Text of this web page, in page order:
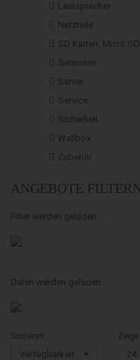
Lautsprecher
Netzteile
SD Karten, Micro SD
Sensoren
Server
Service
Sicherheit
Wallbox
Zubehör
ANGEBOTE
Filter werden geladen...
Daten werden geladen...
Sortieren
Verfügbarkeit
Zeige
24